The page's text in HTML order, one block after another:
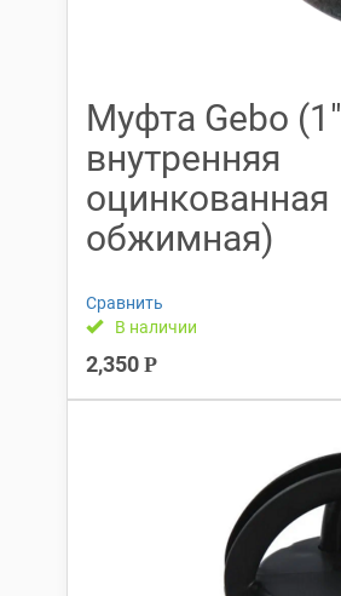
Муфта Gebo (1″
внутренняя
оцинкованная
обжимная)
Сравнить
В наличии
2,350 Р